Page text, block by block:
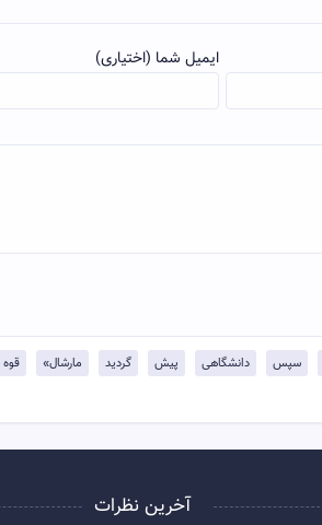
ایمیل شما (اختیاری)
سپس دانشگاهی پیش گردید مارشال» قوه
آخرین نظرات